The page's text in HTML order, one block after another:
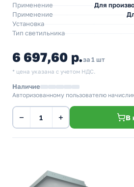
Применение
Для
Применение
Установка
Тип светильника
6 697,60 р.за 1 шт
* цена указана с учетом НДС.
Наличие
Авторизованному пользователю
− + В